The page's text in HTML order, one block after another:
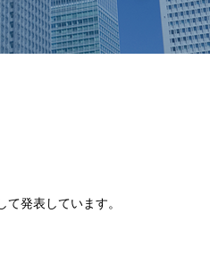
発表しています。